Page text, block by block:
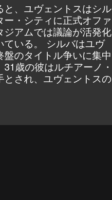
と、ユヴェントスはシル
・シティに正式オファ
アムでは議論が活発化
ている。 シルバはユヴ
のタイトル争いに集中
歳の彼はルチアーノ・
され、ユヴェントスの